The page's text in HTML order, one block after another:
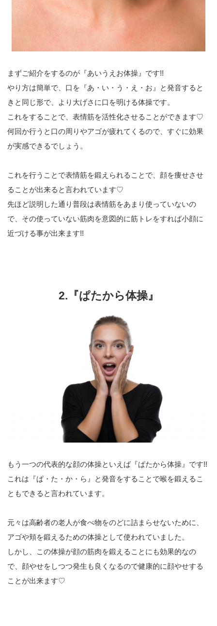
まずご紹介をするのが『あいうえお体操』です!!
やり方は簡単で、口を『あ・い・う・え・お』と発音すると
きと同じ形で、より大げさに口を明ける体操です。
これをすることで、表情筋を活性化させることができます♡
何回か行うと口の周りやアゴが疲れてくるので、すぐに効果
が実感できるでしょう。
これを行うことで表情筋を鍛えられることで、顔を痩せさせ
ることが出来ると言われています♡
先ほど説明した通り普段は表情筋をあまり使っていないの
で、その使っていない筋肉を意図的に筋トレをすれば小顔に
近づける事が出来ます!!
2.『ぱたから体操』
もう一つの代表的な顔の体操といえば『ぱたから体操』です!!
これは『ぱ・た・か・ら』と発音をすることで喉を鍛えるこ
ともできると言われています。
元々は高齢者の老人が食べ物をのどに詰まらせないために、
アゴや頬を鍛えるための体操として使われていました。
しかし、この体操が顔の筋肉を鍛えることにも効果的なの
で、顔やせをしつつ発生も良くなるので健康的に顔やせする
ことが出来ます♡